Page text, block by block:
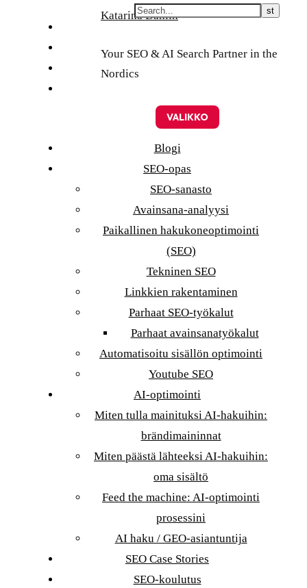
Katarina Dahlin
Your SEO & AI Search Partner in the
Nordics
VALIKKO
Blogi
SEO-opas
SEO-sanasto
Avainsana-analyysi
Paikallinen hakukoneoptimointi
(SEO)
Tekninen SEO
Linkkien rakentaminen
Parhaat SEO-työkalut
Parhaat avainsanatyökalut
Automatisoitu sisällön optimointi
Youtube SEO
AI-optimointi
Miten tulla mainituksi AI-hakuihin:
brändimaininnat
Miten päästä lähteeksi AI-hakuihin:
oma sisältö
Feed the machine: AI-optimointi
prosessini
AI haku / GEO-asiantuntija
SEO Case Stories
SEO-koulutus